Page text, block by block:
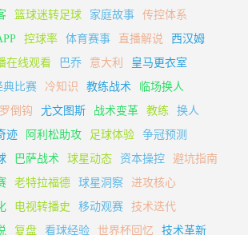
篮球迷转足球 家庭故事
传控体系
控球率 体育赛事 直播解说
西汉姆
在线观看 巴乔 意大利
皇马更衣室
典比赛 冷知识 教练战术
临场换人
倒钩 尤文图斯 战术变革 教练
换人
迹 阿利松助攻 足球体验
争冠预测
巴萨战术 球星动态 资本操控
避坑指南
老特拉福德 球星洞察
进攻核心
电视转播史 移动观赛
技术迭代
复盘 看球经验 世界杯回忆
技术革新